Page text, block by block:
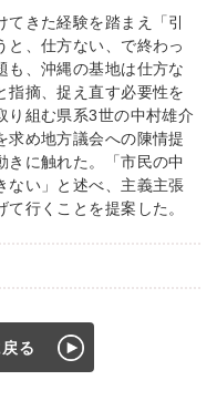
きた経験を踏まえ「引
と、仕方ない、で終わっ
も、沖縄の基地は仕方な
指摘、捉え直す必要性を
り組む県系3世の中村雄介
求め地方議会への陳情提
きに触れた。「市民の中
ない」と述べ、主義主張
行くことを提案した。
る